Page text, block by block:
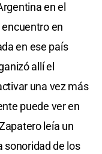
en el
en
en ese país
allí el
una vez más
puede ver en
leía un
sonoridad de los